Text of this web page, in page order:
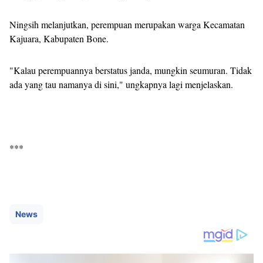
Ningsih melanjutkan, perempuan merupakan warga Kecamatan
Kajuara, Kabupaten Bone.
"Kalau perempuannya berstatus janda, mungkin seumuran. Tidak
ada yang tau namanya di sini," ungkapnya lagi menjelaskan.
***
News